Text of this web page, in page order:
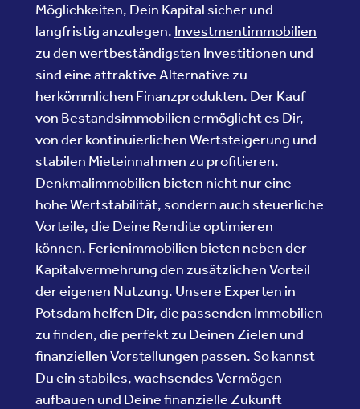
Möglichkeiten, Dein Kapital sicher und
langfristig anzulegen. Investmentimmobilien
zu den wertbeständigsten Investitionen und
sind eine attraktive Alternative zu
herkömmlichen Finanzprodukten. Der Kauf
von Bestandsimmobilien ermöglicht es Dir,
von der kontinuierlichen Wertsteigerung und
stabilen Mieteinnahmen zu profitieren.
Denkmalimmobilien bieten nicht nur eine
hohe Wertstabilität, sondern auch steuerliche
Vorteile, die Deine Rendite optimieren
können. Ferienimmobilien bieten neben der
Kapitalvermehrung den zusätzlichen Vorteil
der eigenen Nutzung. Unsere Experten in
Potsdam helfen Dir, die passenden Immobilien
zu finden, die perfekt zu Deinen Zielen und
finanziellen Vorstellungen passen. So kannst
Du ein stabiles, wachsendes Vermögen
aufbauen und Deine finanzielle Zukunft